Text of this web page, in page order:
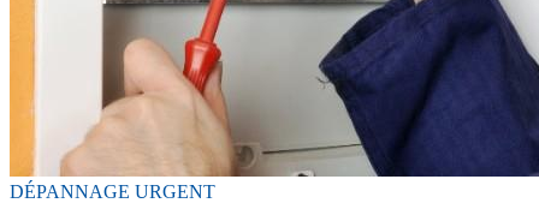
DÉPANNAGE URGENT